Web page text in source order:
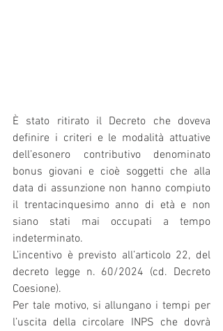
È stato ritirato il Decreto che doveva
definire i criteri e le modalità attuative
dell’esonero contributivo denominato
bonus giovani e cioè soggetti che alla
data di assunzione non hanno compiuto
il trentacinquesimo anno di età e non
siano stati mai occupati a tempo
indeterminato.
L’incentivo è previsto all’articolo 22, del
decreto legge n. 60/2024 (cd. Decreto
Coesione).
Per tale motivo, si allungano i tempi per
l’uscita della circolare INPS che dovrà